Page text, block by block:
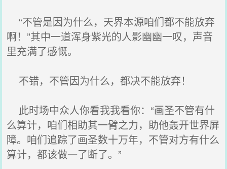
“不管是因为什么，天界本源咱们都不能放弃
啊！”其中一道浑身紫光的人影幽幽一叹，声音
里充满了感慨。
不错，不管因为什么，都决不能放弃！
此时场中众人你看我我看你：“画圣不管有什
么算计，咱们相助其一臂之力，助他轰开世界屏
障。咱们追踪了画圣数十万年，不管对方有什么
算计，都该做一了断了。”